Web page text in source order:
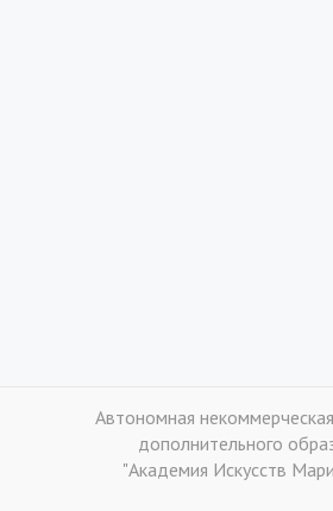
Автономная
дополнительного
"Академия Искусств